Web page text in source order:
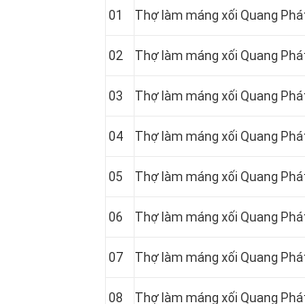
01 Thợ làm máng xối Quang
02 Thợ làm máng xối Quang
03 Thợ làm máng xối Quang
04 Thợ làm máng xối Quang
05 Thợ làm máng xối Quang
06 Thợ làm máng xối Quang
07 Thợ làm máng xối Quang
08 Thợ làm máng xối Quang